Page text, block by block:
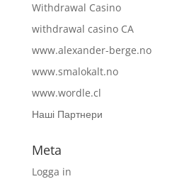
Withdrawal Casino
withdrawal casino CA
www.alexander-berge.no
www.smalokalt.no
www.wordle.cl
Наші Партнери
Meta
Logga in